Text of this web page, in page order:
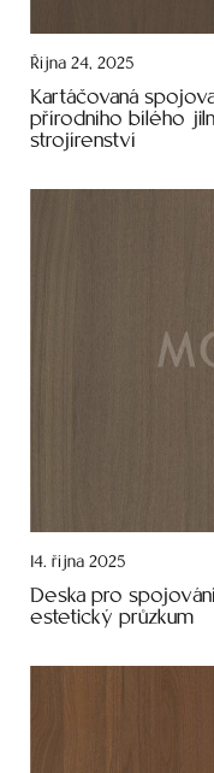
Října 24, 2025
Kartáčovaná
přírodního bílého
strojírenství
14. října 2025
Deska pro
estetický průzkum